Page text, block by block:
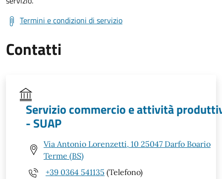
Termini e condizioni di servizio
Contatti
Servizio commercio e attività
- SUAP
Via Antonio Lorenzetti, 10 25047 Darfo Boario
Terme (BS)
+39 0364 541135 (Telefono)